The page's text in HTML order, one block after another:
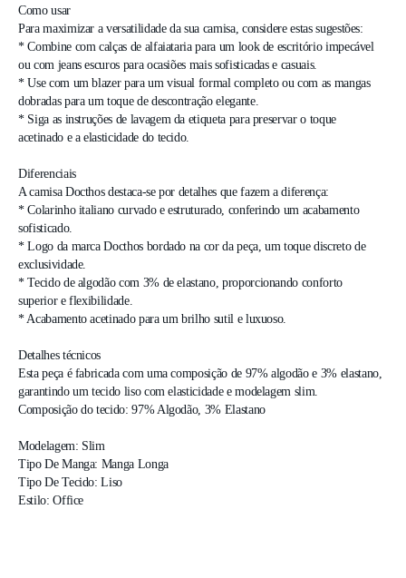
Como usar
Para maximizar a versatilidade da sua camisa, considere estas sugestões:
* Combine com calças de alfaiataria para um look de escritório impecável
ou com jeans escuros para ocasiões mais sofisticadas e casuais.
* Use com um blazer para um visual formal completo ou com as mangas
dobradas para um toque de descontração elegante.
* Siga as instruções de lavagem da etiqueta para preservar o toque
acetinado e a elasticidade do tecido.
Diferenciais
A camisa Docthos destaca-se por detalhes que fazem a diferença:
* Colarinho italiano curvado e estruturado, conferindo um acabamento
sofisticado.
* Logo da marca Docthos bordado na cor da peça, um toque discreto de
exclusividade.
* Tecido de algodão com 3% de elastano, proporcionando conforto
superior e flexibilidade.
* Acabamento acetinado para um brilho sutil e luxuoso.
Detalhes técnicos
Esta peça é fabricada com uma composição de 97% algodão e 3% elastano,
garantindo um tecido liso com elasticidade e modelagem slim.
Composição do tecido: 97% Algodão, 3% Elastano
Modelagem: Slim
Tipo De Manga: Manga Longa
Tipo De Tecido: Liso
Estilo: Office